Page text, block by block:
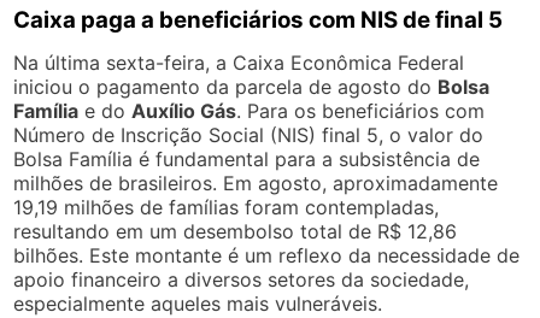
Caixa paga a beneficiários com NIS de final 5
Na última sexta-feira, a Caixa Econômica Federal
iniciou o pagamento da parcela de agosto do Bolsa
Família e doAuxílio Gás. Para os beneficiários com
Número de Inscrição Social (NIS) final 5, o valor do
Bolsa Família é fundamental para a subsistência de
milhões de brasileiros. Em agosto, aproximadamente
19,19 milhões de famílias foram contempladas,
resultando em um desembolso total de R$ 12,86
bilhões. Este montante é um reflexo da necessidade de
apoio financeiro a diversos setores da sociedade,
especialmente aqueles mais vulneráveis.